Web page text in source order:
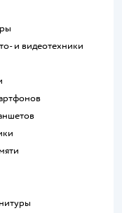
и видеотехники